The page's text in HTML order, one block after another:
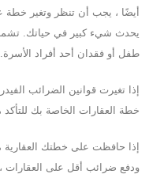
أيضًا ، يجب أن تنظر وتغير
يحدث شيء كبير في حياتك. تشمل
طفل أو فقدان أحد أفراد الأسرة.
إذا تغيرت قوانين الضرائب
خطة العقارات الخاصة بك للتأكد
إذا حافظت على خطتك
ودفع ضرائب أقل على العقارات